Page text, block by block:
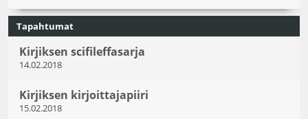
Tapahtumat
Kirjiksen scifileffasarja
14.02.2018
Kirjiksen kirjoittajapiiri
15.02.2018